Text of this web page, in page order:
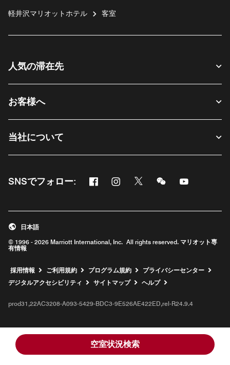
空室状況検索
軽井沢マリオットホテル 客室
人気の滞在先
お客様へ
当社について
SNSでフォロー: Facebook
新しいウィンドウで開く
Instagram
新しいウィンドウで開く
Twitter
新しいウィンドウで開く
Messenger
新しいウィンドウ
新しいウィ
© 1996 - 2026 Marriott International, Inc. All rights reserved. マリオット専
有情報
日本語
採用情報 新しいウィンドウで開く
ご利用規約 プログラム規約
プライバシーセンター
デジタルアクセシビリティ
サイトマップ ヘルプ
prod31,22AC3208-A093-5429-BDC3-9E526AE422ED,rel-R24.9.4